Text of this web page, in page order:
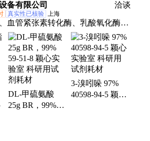
备有限公司 洽谈
真实性已核验 上海
血管紧张素转化酶、乳酸氧化酶、
型、乙酰胆碱酯酶、硫酸软骨素
DL-甲硫氨酸
25g BR，99%
3-溴吲哚 97%
40598-94-5 颖心